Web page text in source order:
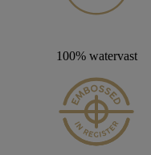
100% watervast